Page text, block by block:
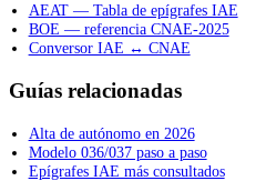
AEAT — Tabla de epígrafes IAE
BOE — referencia CNAE-2025
Conversor IAE ↔ CNAE
Guías relacionadas
Alta de autónomo en 2026
Modelo 036/037 paso a paso
Epígrafes IAE más consultados